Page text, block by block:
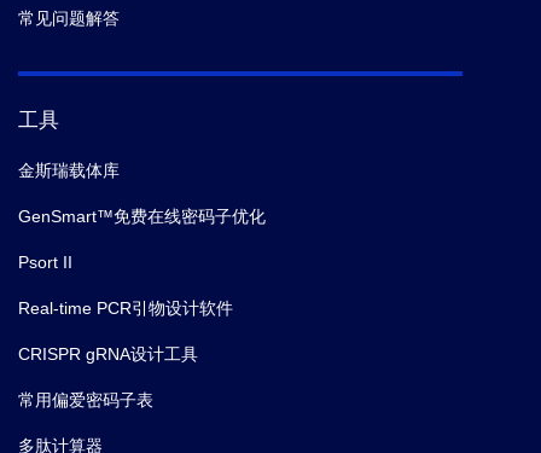
常见问题解答
工具
金斯瑞载体库
GenSmart™免费在线密码子优化
Psort II
Real-time PCR引物设计软件
CRISPR gRNA设计工具
常用偏爱密码子表
多肽计算器